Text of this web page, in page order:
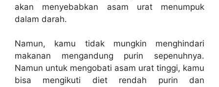
akan menyebabkan asam urat menumpuk
dalam darah.
Namun, kamu tidak mungkin menghindari
makanan mengandung purin sepenuhnya.
Namun untuk mengobati asam urat tinggi, kamu
bisa mengikuti diet rendah purin dan